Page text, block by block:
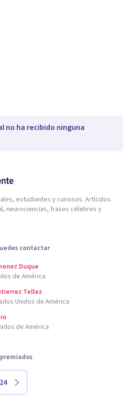
no ha recibido ninguna
estudiantes y curiosos. Artículos
neurociencias, frases célebres y
contactar
Duque
de América
Tellez
Unidos de América
de América